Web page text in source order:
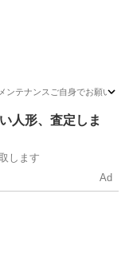
テナンスご自身でお願い
人形、査定しま
します
Ad